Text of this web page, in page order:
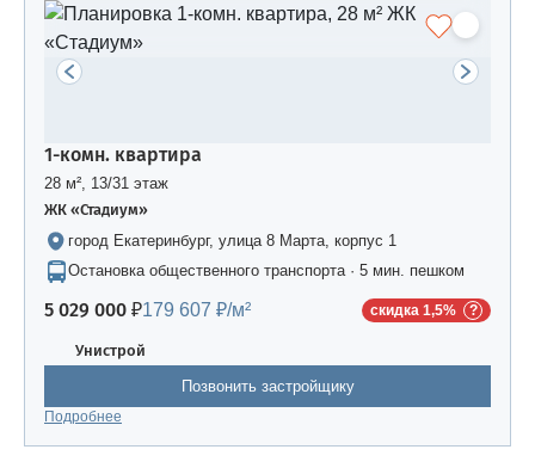
1-комн. квартира
28 м², 13/31 этаж
ЖК «Стадиум»
город Екатеринбург, улица 8 Марта, корпус 1
Остановка общественного транспорта · 5 мин. пешком
5 029 000 ₽179 607 ₽/м² скидка 1,5%
Унистрой
Позвонить застройщику
Подробнее